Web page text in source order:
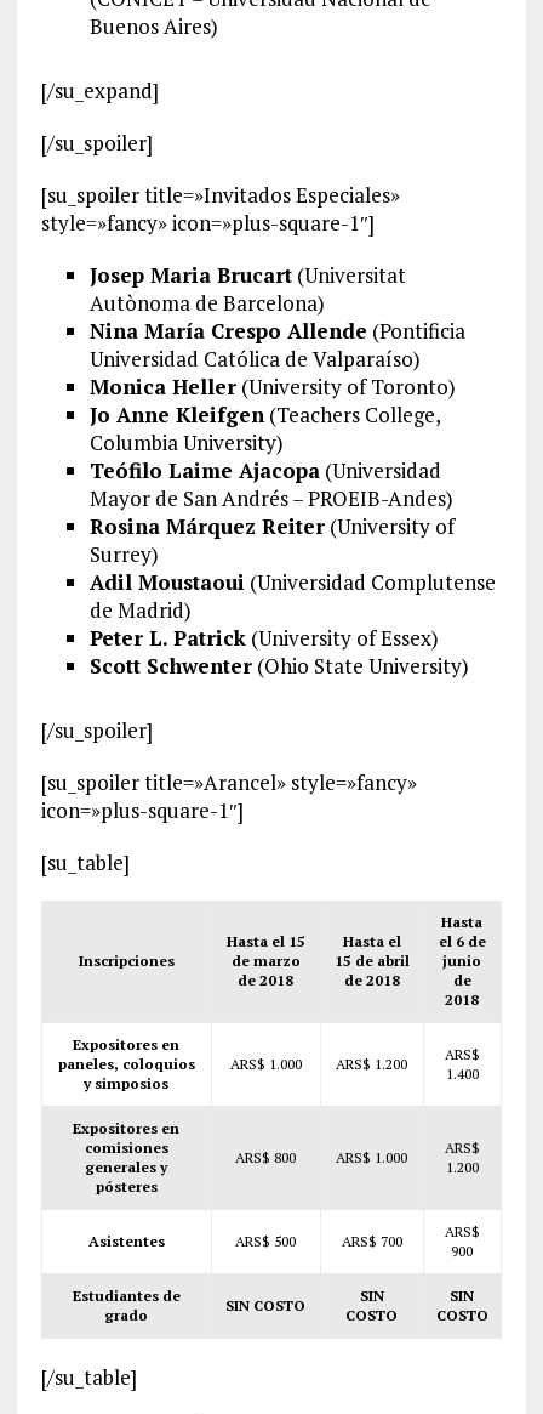
Buenos Aires)
[/su_expand]
[/su_spoiler]
[su_spoiler title=»Invitados Especiales»
style=»fancy» icon=»plus-square-1″]
Josep Maria Brucart(Universitat
Autònoma de Barcelona)
Nina María Crespo Allende (Pontificia
Universidad Católica de Valparaíso)
Monica Heller(University of Toronto)
Jo Anne Kleifgen(Teachers College,
Columbia University)
Teófilo Laime Ajacopa(Universidad
Mayor de San Andrés – PROEIB-Andes)
Rosina Márquez Reiter(University of
Surrey)
Adil Moustaoui (Universidad Complutense
de Madrid)
Peter L. Patrick(University of Essex)
Scott Schwenter(Ohio State University)
[/su_spoiler]
[su_spoiler title=»Arancel» style=»fancy»
icon=»plus-square-1″]
[su_table]
Inscripciones
Hasta el 15
de marzo
de 2018
Hasta el
15 de abril
de 2018
Hasta
el 6 de
junio
de
2018
Expositores en
paneles, coloquios
y simposios
ARS$ 1.000 ARS$ 1.200
ARS$
1.400
Expositores en
comisiones
generales y
pósteres
ARS$ 800 ARS$ 1.000
ARS$
1.200
Asistentes ARS$ 500 ARS$ 700
ARS$
900
Estudiantes de
grado
SIN COSTO
SIN
COSTO
SIN
COSTO
[/su_table]